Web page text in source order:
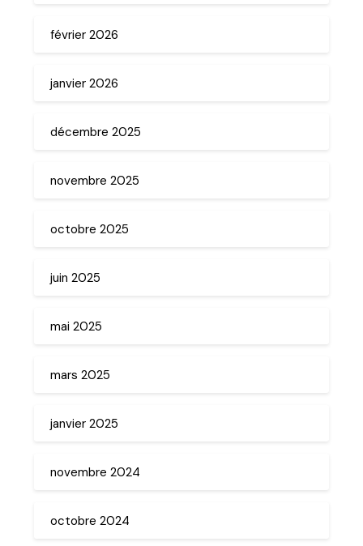
février 2026
janvier 2026
décembre 2025
novembre 2025
octobre 2025
juin 2025
mai 2025
mars 2025
janvier 2025
novembre 2024
octobre 2024